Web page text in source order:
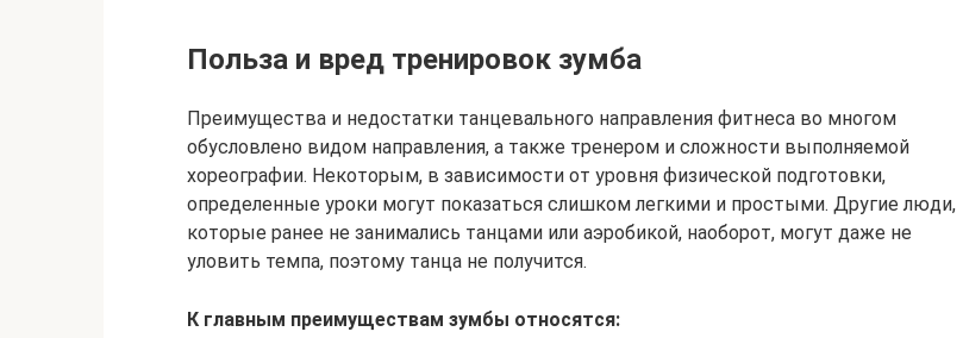
Польза и вред тренировок зумба
Преимущества и недостатки танцевального направления фитнеса во многом
обусловлено видом направления, а также тренером и сложности выполняемой
хореографии. Некоторым, в зависимости от уровня физической подготовки,
определенные уроки могут показаться слишком легкими и простыми. Другие люди,
которые ранее не занимались танцами или аэробикой, наоборот, могут даже не
уловить темпа, поэтому танца не получится.
К главным преимуществам зумбы относятся: